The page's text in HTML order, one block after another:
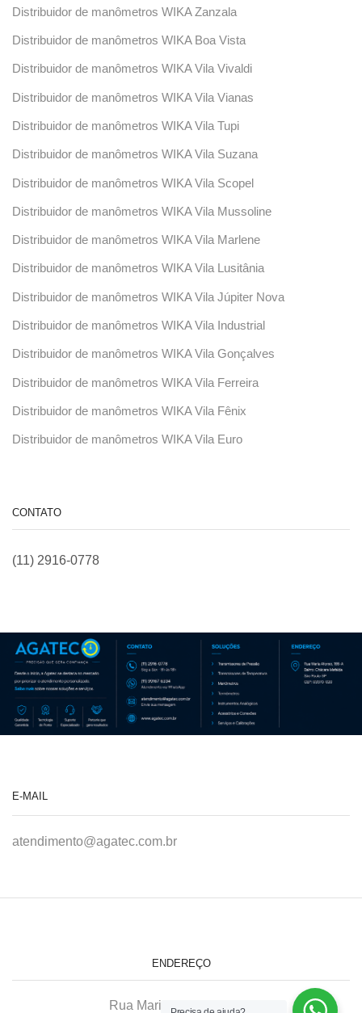
Distribuidor de manômetros WIKA Zanzala
Distribuidor de manômetros WIKA Boa Vista
Distribuidor de manômetros WIKA Vila Vivaldi
Distribuidor de manômetros WIKA Vila Vianas
Distribuidor de manômetros WIKA Vila Tupi
Distribuidor de manômetros WIKA Vila Suzana
Distribuidor de manômetros WIKA Vila Scopel
Distribuidor de manômetros WIKA Vila Mussoline
Distribuidor de manômetros WIKA Vila Marlene
Distribuidor de manômetros WIKA Vila Lusitânia
Distribuidor de manômetros WIKA Vila Júpiter Nova
Distribuidor de manômetros WIKA Vila Industrial
Distribuidor de manômetros WIKA Vila Gonçalves
Distribuidor de manômetros WIKA Vila Ferreira
Distribuidor de manômetros WIKA Vila Fênix
Distribuidor de manômetros WIKA Vila Euro
CONTATO
(11) 2916-0778
E-MAIL
atendimento@agatec.com.br
ENDEREÇO
Rua Maria Afonso, 166-A